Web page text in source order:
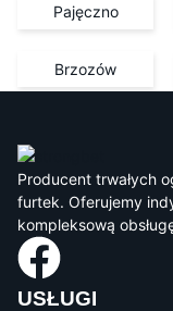
Pajęczno
Brzozów
Producent trwałych
furtek. Oferujemy
kompleksową
USŁUGI